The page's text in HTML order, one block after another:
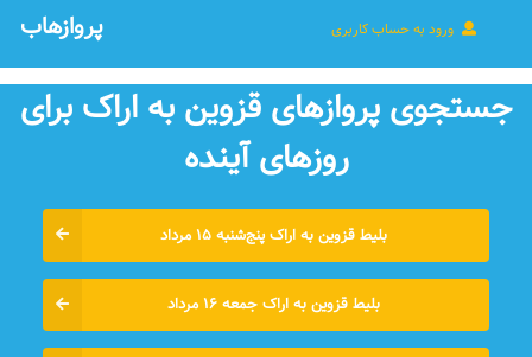
ورود به حساب کاربری پروازهاب
جستجوی پروازهای قزوین به اراک برای
روزهای آينده
بلیط قزوین به اراک پنج‌شنبه ۱۵ مرداد
بلیط قزوین به اراک جمعه ۱۶ مرداد